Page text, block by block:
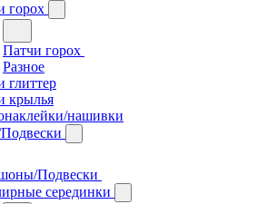
горох
Патчи горох
Разное
глиттер
крылья
нашивки
Подвески
серединки